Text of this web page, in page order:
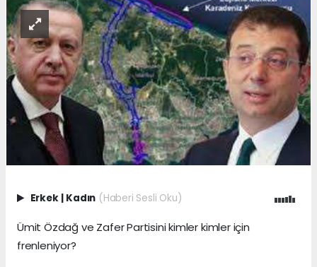
Erkek Kadın (Haberi Sesli Oku)
Ümit Özdağ ve Zafer Partisini kimler kimler için
frenleniyor?